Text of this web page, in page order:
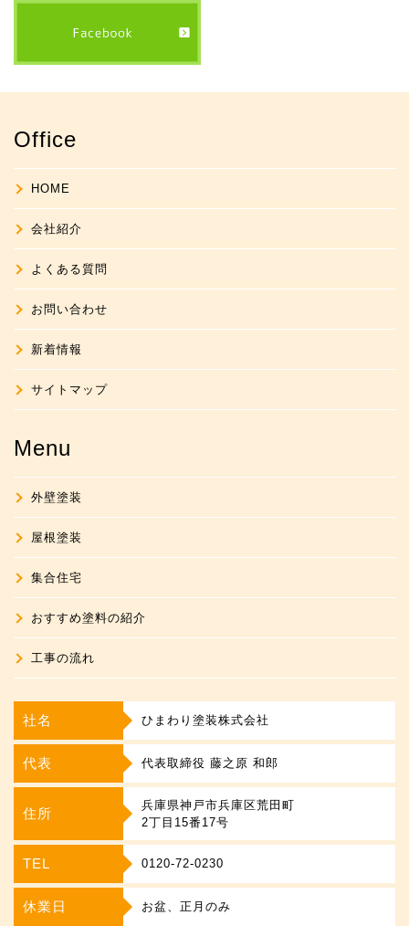
Office
HOME
会社紹介
よくある質問
お問い合わせ
新着情報
サイトマップ
Menu
外壁塗装
屋根塗装
集合住宅
おすすめ塗料の紹介
工事の流れ
社名 ひまわり塗装株式会社
代表 代表取締役 藤之原 和郎
住所
兵庫県神戸市兵庫区荒田町
2丁目15番17号
TEL 0120-72-0230
休業日 お盆、正月のみ